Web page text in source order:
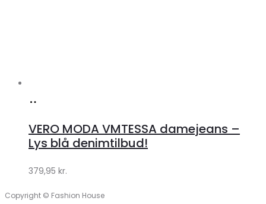
Klædeskabet.dk
VERO MODA VMTESSA damejeans –
Lys blå denimtilbud!
379,95 kr.
Copyright © Fashion House